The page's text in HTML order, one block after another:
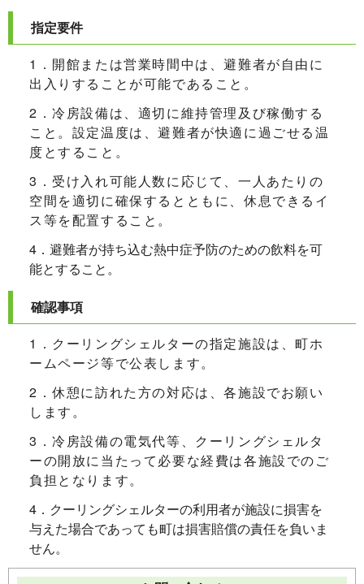
指定要件
1．開館または営業時間中は、避難者が自由に
出入りすることが可能であること。
2．冷房設備は、適切に維持管理及び稼働する
こと。設定温度は、避難者が快適に過ごせる温
度とすること。
3．受け入れ可能人数に応じて、一人あたりの
空間を適切に確保するとともに、休息できるイ
ス等を配置すること。
4．避難者が持ち込む熱中症予防のための飲料を可
能とすること。
確認事項
1．クーリングシェルターの指定施設は、町ホ
ームページ等で公表します。
2．休憩に訪れた方の対応は、各施設でお願い
します。
3．冷房設備の電気代等、クーリングシェルタ
ーの開放に当たって必要な経費は各施設でのご
負担となります。
4．クーリングシェルターの利用者が施設に損害を
与えた場合であっても町は損害賠償の責任を負いま
せん。